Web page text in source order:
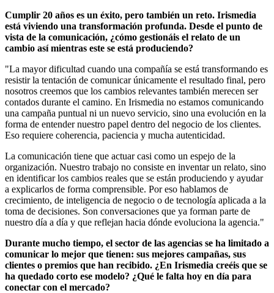
Cumplir 20 años es un éxito, pero también un reto. Irismedia
está viviendo una transformación profunda. Desde el punto de
vista de la comunicación, ¿cómo gestionáis el relato de un
cambio así mientras este se está produciendo?
"La mayor dificultad cuando una compañía se está transformando es
resistir la tentación de comunicar únicamente el resultado final, pero
nosotros creemos que los cambios relevantes también merecen ser
contados durante el camino. En Irismedia no estamos comunicando
una campaña puntual ni un nuevo servicio, sino una evolución en la
forma de entender nuestro papel dentro del negocio de los clientes.
Eso requiere coherencia, paciencia y mucha autenticidad.
La comunicación tiene que actuar casi como un espejo de la
organización. Nuestro trabajo no consiste en inventar un relato, sino
en identificar los cambios reales que se están produciendo y ayudar
a explicarlos de forma comprensible. Por eso hablamos de
crecimiento, de inteligencia de negocio o de tecnología aplicada a la
toma de decisiones. Son conversaciones que ya forman parte de
nuestro día a día y que reflejan hacia dónde evoluciona la agencia."
Durante mucho tiempo, el sector de las agencias se ha limitado a
comunicar lo mejor que tienen: sus mejores campañas, sus
clientes o premios que han recibido. ¿En Irismedia creéis que se
ha quedado corto ese modelo? ¿Qué le falta hoy en día para
conectar con el mercado?